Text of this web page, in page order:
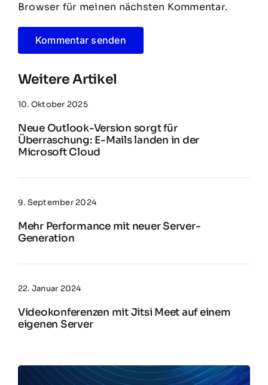
Browser für meinen nächsten Kommentar.
Weitere Artikel
10. Oktober 2025
Neue Outlook-Version sorgt für
Überraschung: E-Mails landen in der
Microsoft Cloud
9. September 2024
Mehr Performance mit neuer Server-
Generation
22. Januar 2024
Videokonferenzen mit Jitsi Meet auf einem
eigenen Server